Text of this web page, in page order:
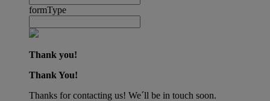
formType
Thank you!
Thank You!
Thanks for contacting us! We´ll be in touch soon.